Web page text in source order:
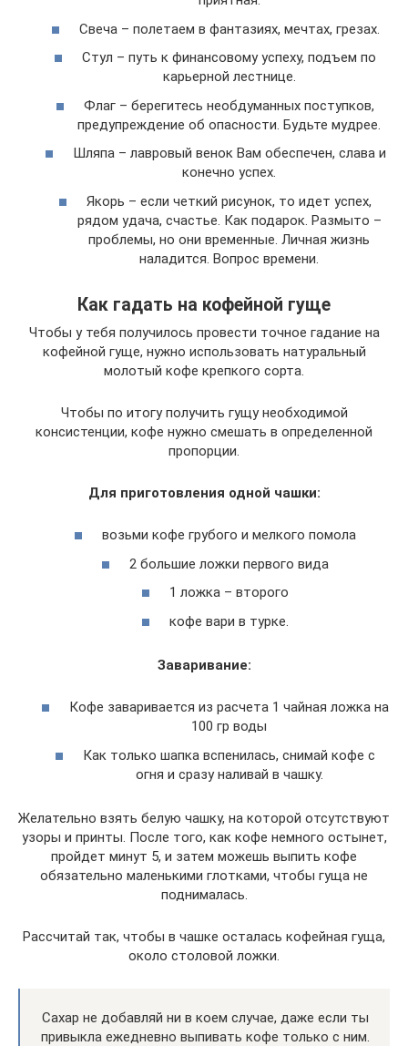
Свеча – полетаем в фантазиях, мечтах, грезах.
Стул – путь к финансовому успеху, подъем по
карьерной лестнице.
Флаг – берегитесь необдуманных поступков,
предупреждение об опасности. Будьте мудрее.
Шляпа – лавровый венок Вам обеспечен, слава и
конечно успех.
Якорь – если четкий рисунок, то идет успех,
рядом удача, счастье. Как подарок. Размыто –
проблемы, но они временные. Личная жизнь
наладится. Вопрос времени.
Как гадать на кофейной гуще
Чтобы у тебя получилось провести точное гадание на
кофейной гуще, нужно использовать натуральный
молотый кофе крепкого сорта.
Чтобы по итогу получить гущу необходимой
консистенции, кофе нужно смешать в определенной
пропорции.
Для приготовления одной чашки:
возьми кофе грубого и мелкого помола
2 большие ложки первого вида
1 ложка – второго
кофе вари в турке.
Заваривание:
Кофе заваривается из расчета 1 чайная ложка на
100 гр воды
Как только шапка вспенилась, снимай кофе с
огня и сразу наливай в чашку.
Желательно взять белую чашку, на которой отсутствуют
узоры и принты. После того, как кофе немного остынет,
пройдет минут 5, и затем можешь выпить кофе
обязательно маленькими глотками, чтобы гуща не
поднималась.
Рассчитай так, чтобы в чашке осталась кофейная гуща,
около столовой ложки.
Сахар не добавляй ни в коем случае, даже если ты
привыкла ежедневно выпивать кофе только с ним.